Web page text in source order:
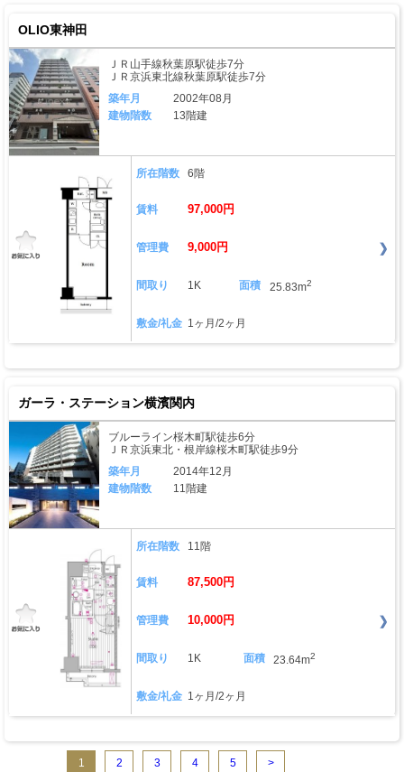
OLIO東神田
ＪＲ山手線秋葉原駅徒歩7分
ＪＲ京浜東北線秋葉原駅徒歩7分
築年月
2002年08月
建物階数
13階建
所在階数 6階
賃料 97,000円
管理費 9,000円
間取り 1K 面積 25.83m2
敷金/礼金 1ヶ月/2ヶ月
ガーラ・ステーション横濱関内
ブルーライン桜木町駅徒歩6分
ＪＲ京浜東北・根岸線桜木町駅徒歩9分
築年月
2014年12月
建物階数
11階建
所在階数 11階
賃料 87,500円
管理費 10,000円
間取り 1K 面積 23.64m2
敷金/礼金 1ヶ月/2ヶ月
1 2 3 4 5 >